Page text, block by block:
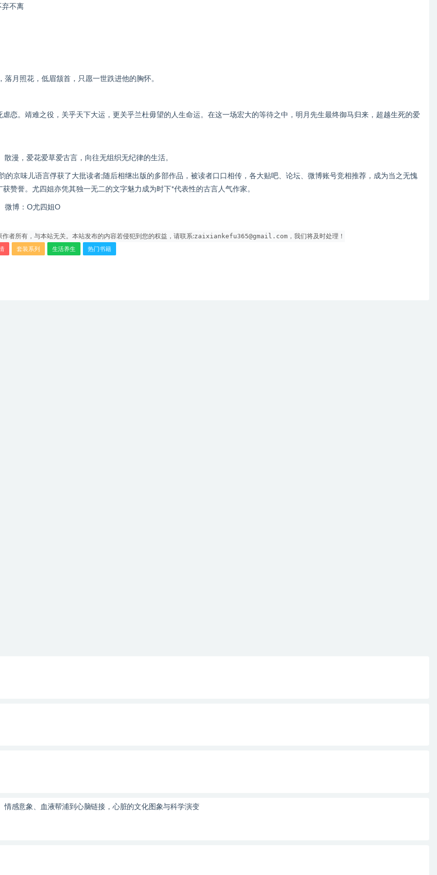
不离
月照花，低眉颔首，只愿一世跌进他的胸怀。
恋。靖难之役，关乎天下大运，更关乎兰杜毋望的人生命运。在这一场宏大的等待之中，明月先生最终御马归来，超越生死的爱
漫，爱花爱草爱古言，向往无组织无纪律的生活。
京味儿语言俘获了大批读者;随后相继出版的多部作品，被读者口口相传，各大贴吧、论坛、微博账号竞相推荐，成为当之无愧
赞誉。尤四姐亦凭其独一无二的文字魅力成为时下*代表性的古言人气作家。
微博：O尤四姐O
者所有，与本站无关。本站发布的内容若侵犯到您的权益，请联系:zaixiankefu365@gmail.com ，我们将及时处理！
套装系列 生活养生 热门书籍
感意象、血液帮浦到心脑链接，心脏的文化图象与科学演变